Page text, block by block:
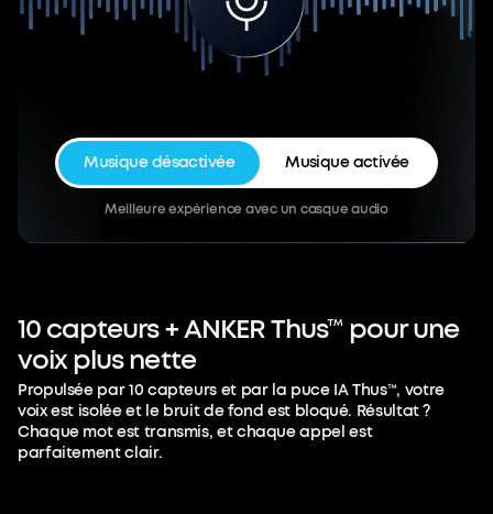
Musique désactivée Musique activée
Meilleure expérience avec un casque audio
10capteurs+ANKERThus™pourune
voixplusnette
Propulsée par 10 capteurs et par la puce IA Thus™, votre
voix est isolée et le bruit de fond est bloqué. Résultat ?
Chaque mot est transmis, et chaque appel est
parfaitement clair.